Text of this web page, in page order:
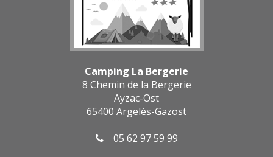
Camping La Bergerie
8 Chemin de la Bergerie
Ayzac-Ost
65400 Argelès-Gazost
05 62 97 59 99